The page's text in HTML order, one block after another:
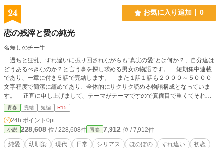
24 お気に入り追加 0
恋の残滓と愛の純光
名無しのチー牛
過ちと狂乱、すれ違いに振り回されながらも“真実の愛”とは何か？、自分達は
どうあるべきなのか？と言う事を探し求める男女の物語です。 短期集中連載
であり、一章に付き５話で完結します。 また１話１話も２０００～５０００
文字程度で簡潔に纏めてあり、全体的にサクサク読める物語構成となっていま
す。 正直に申し上げまして、テーマがテーマですので真面目で重くてそれほ
ど面白くは無いかも知れませんけれど、それでももし出来たのならば、読んでい
ただけたなら嬉しいです。
青春 完結 短編 R15
24h.ポイント 0pt
小説 228,608 位 / 228,608件 青春 7,912 位 / 7,912件
純愛 幼馴染 現代 日常 シリアス ほのぼの すれ違い
初恋